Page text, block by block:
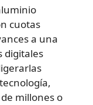
cuotas
a una
digitales
millones o